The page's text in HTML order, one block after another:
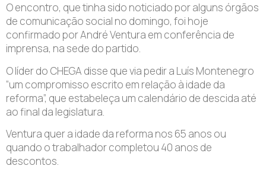
O encontro, que tinha sido noticiado por alguns órgãos
de comunicação social no domingo, foi hoje
confirmado por André Ventura em conferência de
imprensa, na sede do partido.
O líder do CHEGA disse que via pedir a Luís Montenegro
“um compromisso escrito em relação à idade da
reforma”, que estabeleça um calendário de descida até
ao final da legislatura.
Ventura quer a idade da reforma nos 65 anos ou
quando o trabalhador completou 40 anos de
descontos.